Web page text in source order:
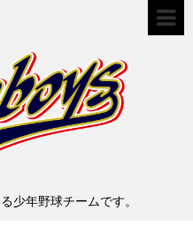
少年野球チームです。